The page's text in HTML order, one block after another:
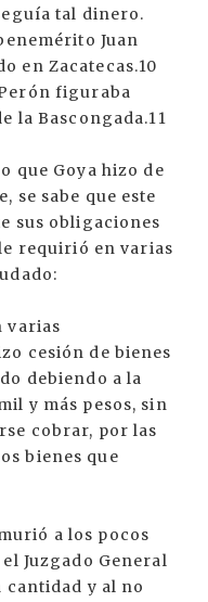
tal dinero.
Juan
en Zacatecas.10
figuraba
la Bascongada.11
que Goya hizo de
se sabe que este
sus obligaciones
requirió en varias
varias
cesión de bienes
debiendo a la
y más pesos, sin
cobrar, por las
bienes que
a los pocos
Juzgado General
cantidad y al no